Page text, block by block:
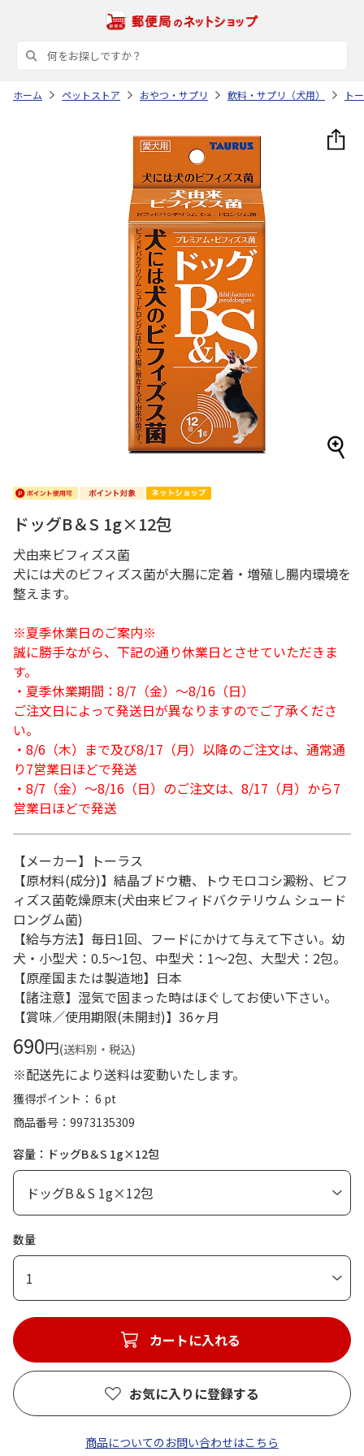
ホーム ペットストア おやつ・サプリ 飲料・サプリ（犬用） ト
ドッグB＆S 1g×12包
犬由来ビフィズス菌
犬には犬のビフィズス菌が大腸に定着・増殖し腸内環境を
整えます。
※夏季休業日のご案内※
誠に勝手ながら、下記の通り休業日とさせていただきま
す。
・夏季休業期間：8/7（金）～8/16（日）
ご注文日によって発送日が異なりますのでご了承くださ
い。
・8/6（木）まで及び8/17（月）以降のご注文は、通常通
り7営業日ほどで発送
・8/7（金）～8/16（日）のご注文は、8/17（月）から7
営業日ほどで発送
【メーカー】トーラス
【原材料(成分)】結晶ブドウ糖、トウモロコシ澱粉、ビフ
ィズス菌乾燥原末(犬由来ビフィドバクテリウム シュード
ロングム菌)
【給与方法】毎日1回、フードにかけて与えて下さい。幼
犬・小型犬：0.5～1包、中型犬：1～2包、大型犬：2包。
【原産国または製造地】日本
【諸注意】湿気で固まった時はほぐしてお使い下さい。
【賞味／使用期限(未開封)】36ヶ月
690円(送料別・税込)
※配送先により送料は変動いたします。
獲得ポイント： 6 pt
商品番号
9973135309
容量：ドッグB＆S 1g×12包
数量
1
カートに入れる
お気に入りに登録する
商品についてのお問い合わせはこちら